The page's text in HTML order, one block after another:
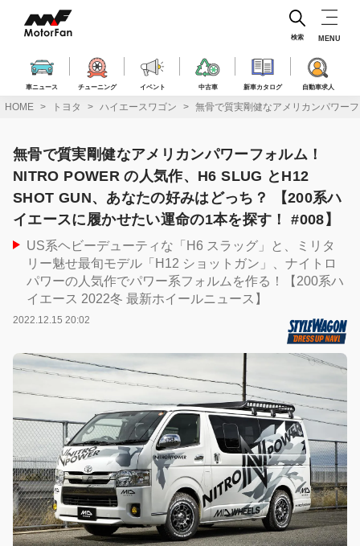
ス
車ニュース チューニング イベント 中古車 新車カタログ 自動車求人
検索 MENU
HOME トヨタ ハイエースワゴン 無骨で質実剛健なアメリカンパワー
無骨で質実剛健なアメリカンパワーフォルム！
NITRO POWER の人気作、H6 SLUG とH12
SHOT GUN、あなたの好みはどっち？ 【200系ハ
イエースに履かせたい運命の1本を探す！ #008】
US系ヘビーデューティな「H6 スラッグ」と、ミリタ
リー魅せ最旬モデル「H12 ショットガン」、ナイトロ
パワーの人気作でパワー系フォルムを作る！【200系ハ
イエース 2022冬 最新ホイールニュース】
2022.12.15 20:02